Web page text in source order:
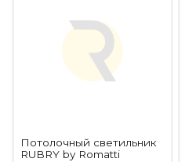
Потолочный светильник
RUBRY by Romatti